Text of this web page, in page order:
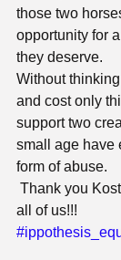
those two
opportunity for
they deserve.
Without
and cost only
support two
small age have
form of abuse.
all of us!!!